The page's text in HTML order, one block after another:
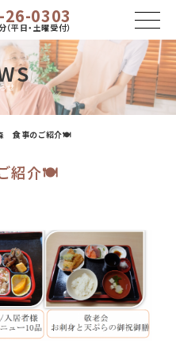
26-0303
平日・土曜受付）
せ
食事のご紹介🍽️
紹介🍽️